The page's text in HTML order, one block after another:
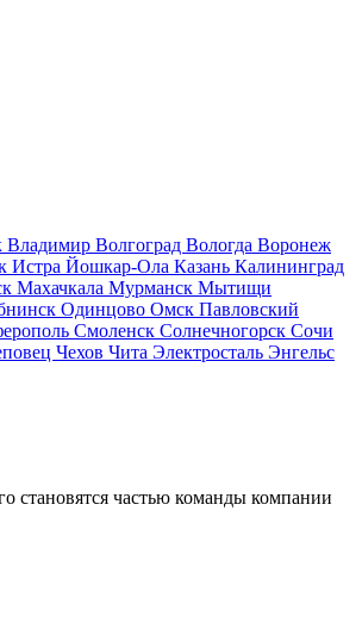
Владимир Волгоград Вологда Воронеж
Истра Йошкар-Ола Казань Калининград
Махачкала Мурманск Мытищи
Одинцово Омск Павловский
Смоленск Солнечногорск Сочи
Чехов Чита Электросталь Энгельс
становятся частью команды компании